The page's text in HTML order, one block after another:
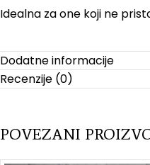
Idealna za one koji ne
Dodatne informacije
Recenzije (0)
POVEZANI